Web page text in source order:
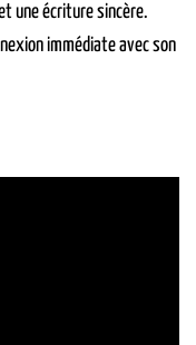
une écriture sincère.
immédiate avec son